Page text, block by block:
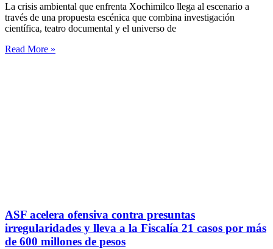
La crisis ambiental que enfrenta Xochimilco llega al escenario a
través de una propuesta escénica que combina investigación
científica, teatro documental y el universo de
Read More »
ASF acelera ofensiva contra presuntas
irregularidades y lleva a la Fiscalía 21 casos por más
de 600 millones de pesos